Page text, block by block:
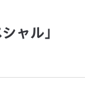
ャル」